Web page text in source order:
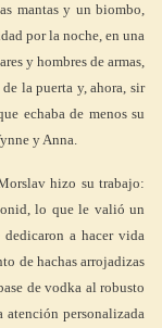
mantas y un biombo,
por la noche, en una
y hombres de armas,
la puerta y, ahora, sir
echaba de menos su
y Anna.
hizo su trabajo:
lo que le valió un
dedicaron a hacer vida
de hachas arrojadizas
de vodka al robusto
personalizada